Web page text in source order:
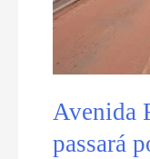
o
de
Avenida
passará